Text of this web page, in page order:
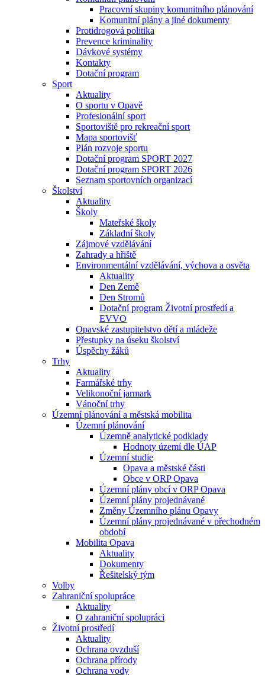
Pracovní skupiny komunitního plánování
Komunitní plány a jiné dokumenty
Protidrogová politika
Prevence kriminality
Dávkové systémy
Kontakty
Dotační program
Sport
Aktuality
O sportu v Opavě
Profesionální sport
Sportoviště pro rekreační sport
Mapa sportovišť
Plán rozvoje sportu
Dotační program SPORT 2027
Dotační program SPORT 2026
Seznam sportovních organizací
Školství
Aktuality
Školy
Mateřské školy
Základní školy
Zájmové vzdělávání
Zahrady a hřiště
Environmentální vzdělávání, výchova a osvěta
Aktuality
Den Země
Den Stromů
Dotační program Životní prostředí a
EVVO
Opavské zastupitelstvo dětí a mládeže
Přestupky na úseku školství
Úspěchy žáků
Trhy
Aktuality
Farmářské trhy
Velikonoční jarmark
Vánoční trhy
Územní plánování a městská mobilita
Územní plánování
Územně analytické podklady
Hodnoty území dle ÚAP
Územní studie
Opava a městské části
Obce v ORP Opava
Územní plány obcí v ORP Opava
Územní plány projednávané
Změny Územního plánu Opavy
Územní plány projednávané v přechodném
období
Mobilita Opava
Aktuality
Dokumenty
Řešitelský tým
Volby
Zahraniční spolupráce
Aktuality
O zahraniční spolupráci
Životní prostředí
Aktuality
Ochrana ovzduší
Ochrana přírody
Ochrana vody